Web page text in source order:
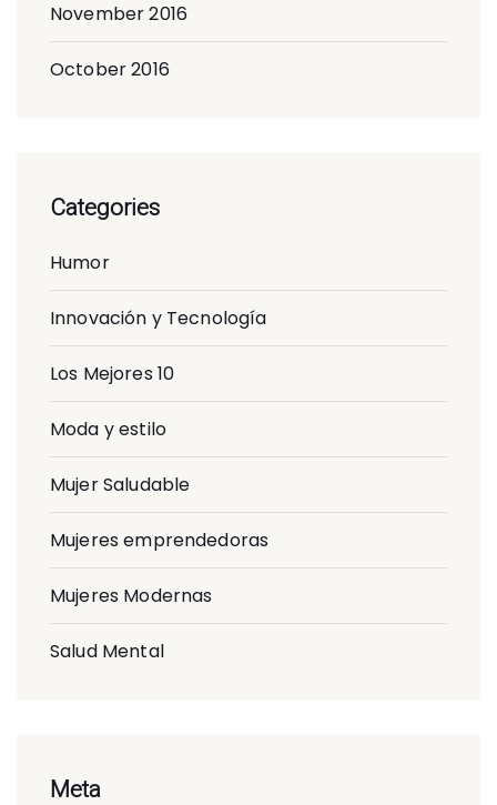
November 2016
October 2016
Categories
Humor
Innovación y Tecnología
Los Mejores 10
Moda y estilo
Mujer Saludable
Mujeres emprendedoras
Mujeres Modernas
Salud Mental
Meta